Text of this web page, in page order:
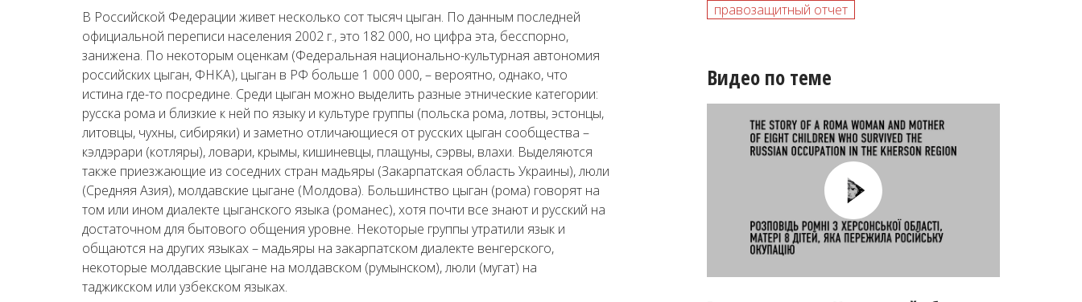
В Российской Федерации живет несколько сот тысяч цыган. По данным последней
официальной переписи населения 2002 г., это 182 000, но цифра эта, бесспорно,
занижена. По некоторым оценкам (Федеральная национально-культурная автономия
российских цыган, ФНКА), цыган в РФ больше 1 000 000, – вероятно, однако, что
истина где-то посредине. Среди цыган можно выделить разные этнические категории:
русска рома и близкие к ней по языку и культуре группы (польска рома, лотвы, эстонцы,
литовцы, чухны, сибиряки) и заметно отличающиеся от русских цыган сообщества –
кэлдэрари (котляры), ловари, крымы, кишиневцы, плащуны, сэрвы, влахи. Выделяются
также приезжающие из соседних стран мадьяры (Закарпатская область Украины), люли
(Средняя Азия), молдавские цыгане (Молдова). Большинство цыган (рома) говорят на
том или ином диалекте цыганского языка (романес), хотя почти все знают и русский на
достаточном для бытового общения уровне. Некоторые группы утратили язык и
общаются на других языках – мадьяры на закарпатском диалекте венгерского,
некоторые молдавские цыгане на молдавском (румынском), люли (мугат) на
таджикском или узбекском языках.
правозащитный отчет
Видео по теме